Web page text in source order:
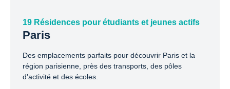
19 Résidences pour étudiants et jeunes actifs
Paris
Des emplacements parfaits pour découvrir Paris et la
région parisienne, près des transports, des pôles
d'activité et des écoles.